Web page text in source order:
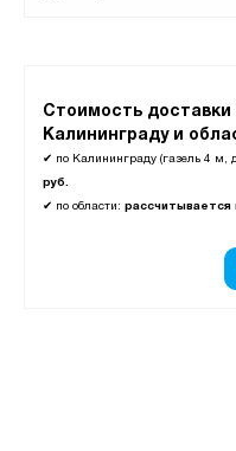
Стоимость доставки
Калининграду и
✔ по Калининграду (газель 4 м,
руб.
✔ по области: рассчитывается